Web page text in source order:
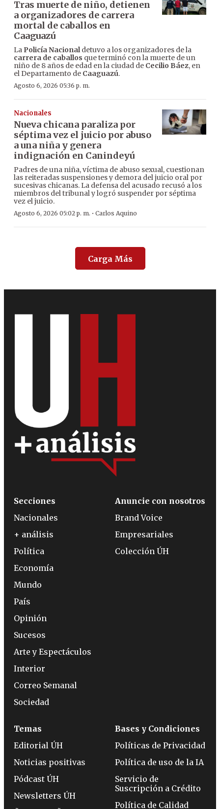
Tras muerte de niño, detienen
a organizadores de carrera
mortal de caballos en
Caaguazú
La Policía Nacionaldetuvo a los organizadores de la
carrera de caballos que terminó con la muerte de un
niño de 8 años de edad en la ciudad de Cecilio Báez, en
el Departamento de Caaguazú.
Agosto 6, 2026 05:36 p. m.
Nacionales
Nueva chicana paraliza por
séptima vez el juicio por abuso
a una niña y genera
indignación en Canindeyú
Padres de una niña, víctima de abuso sexual, cuestionan
las reiteradas suspensiones y demora del juicio oral por
sucesivas chicanas. La defensa del acusado recusó a los
miembros del tribunal y logró suspender por séptima
vez el juicio.
Agosto 6, 2026 05:02 p. m. · Carlos Aquino
Carga Más
Secciones
Nacionales
+ análisis
Política
Economía
Mundo
País
Opinión
Sucesos
Arte y Espectáculos
Interior
Correo Semanal
Sociedad
Anuncie con nosotros
Brand Voice
Empresariales
Colección ÚH
Temas
Editorial ÚH
Noticias positivas
Pódcast ÚH
Newsletters ÚH
Bases y Condiciones
Políticas de Privacidad
Política de uso de la IA
Servicio de
Suscripción a Crédito
Política de Calidad